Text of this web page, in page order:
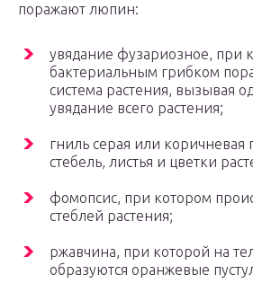
поражают люпин:
увядание фузариозное, при
бактериальным грибком
система растения, вызывая
увядание всего растения;
гниль серая или
стебель, листья и цветки
фомопсис, при котором
стеблей растения;
ржавчина, при которой на
образуются оранжевые